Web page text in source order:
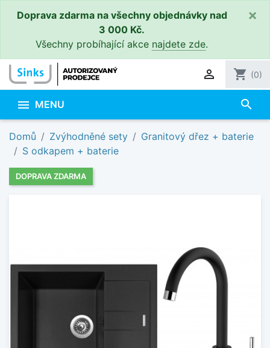
Doprava zdarma na všechny objednávky nad
3 000 Kč.
Všechny probíhající akce najdete zde.
×
 shopping_cart (0)
 MENU search
Domů Zvýhodněné sety
Granitový dřez + baterie
S odkapem + baterie
DOPRAVA ZDARMA